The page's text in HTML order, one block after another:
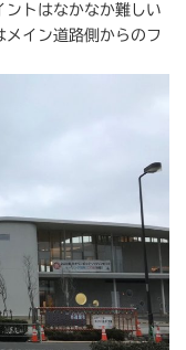
ントはなかなか難しい
イン道路側からのフ